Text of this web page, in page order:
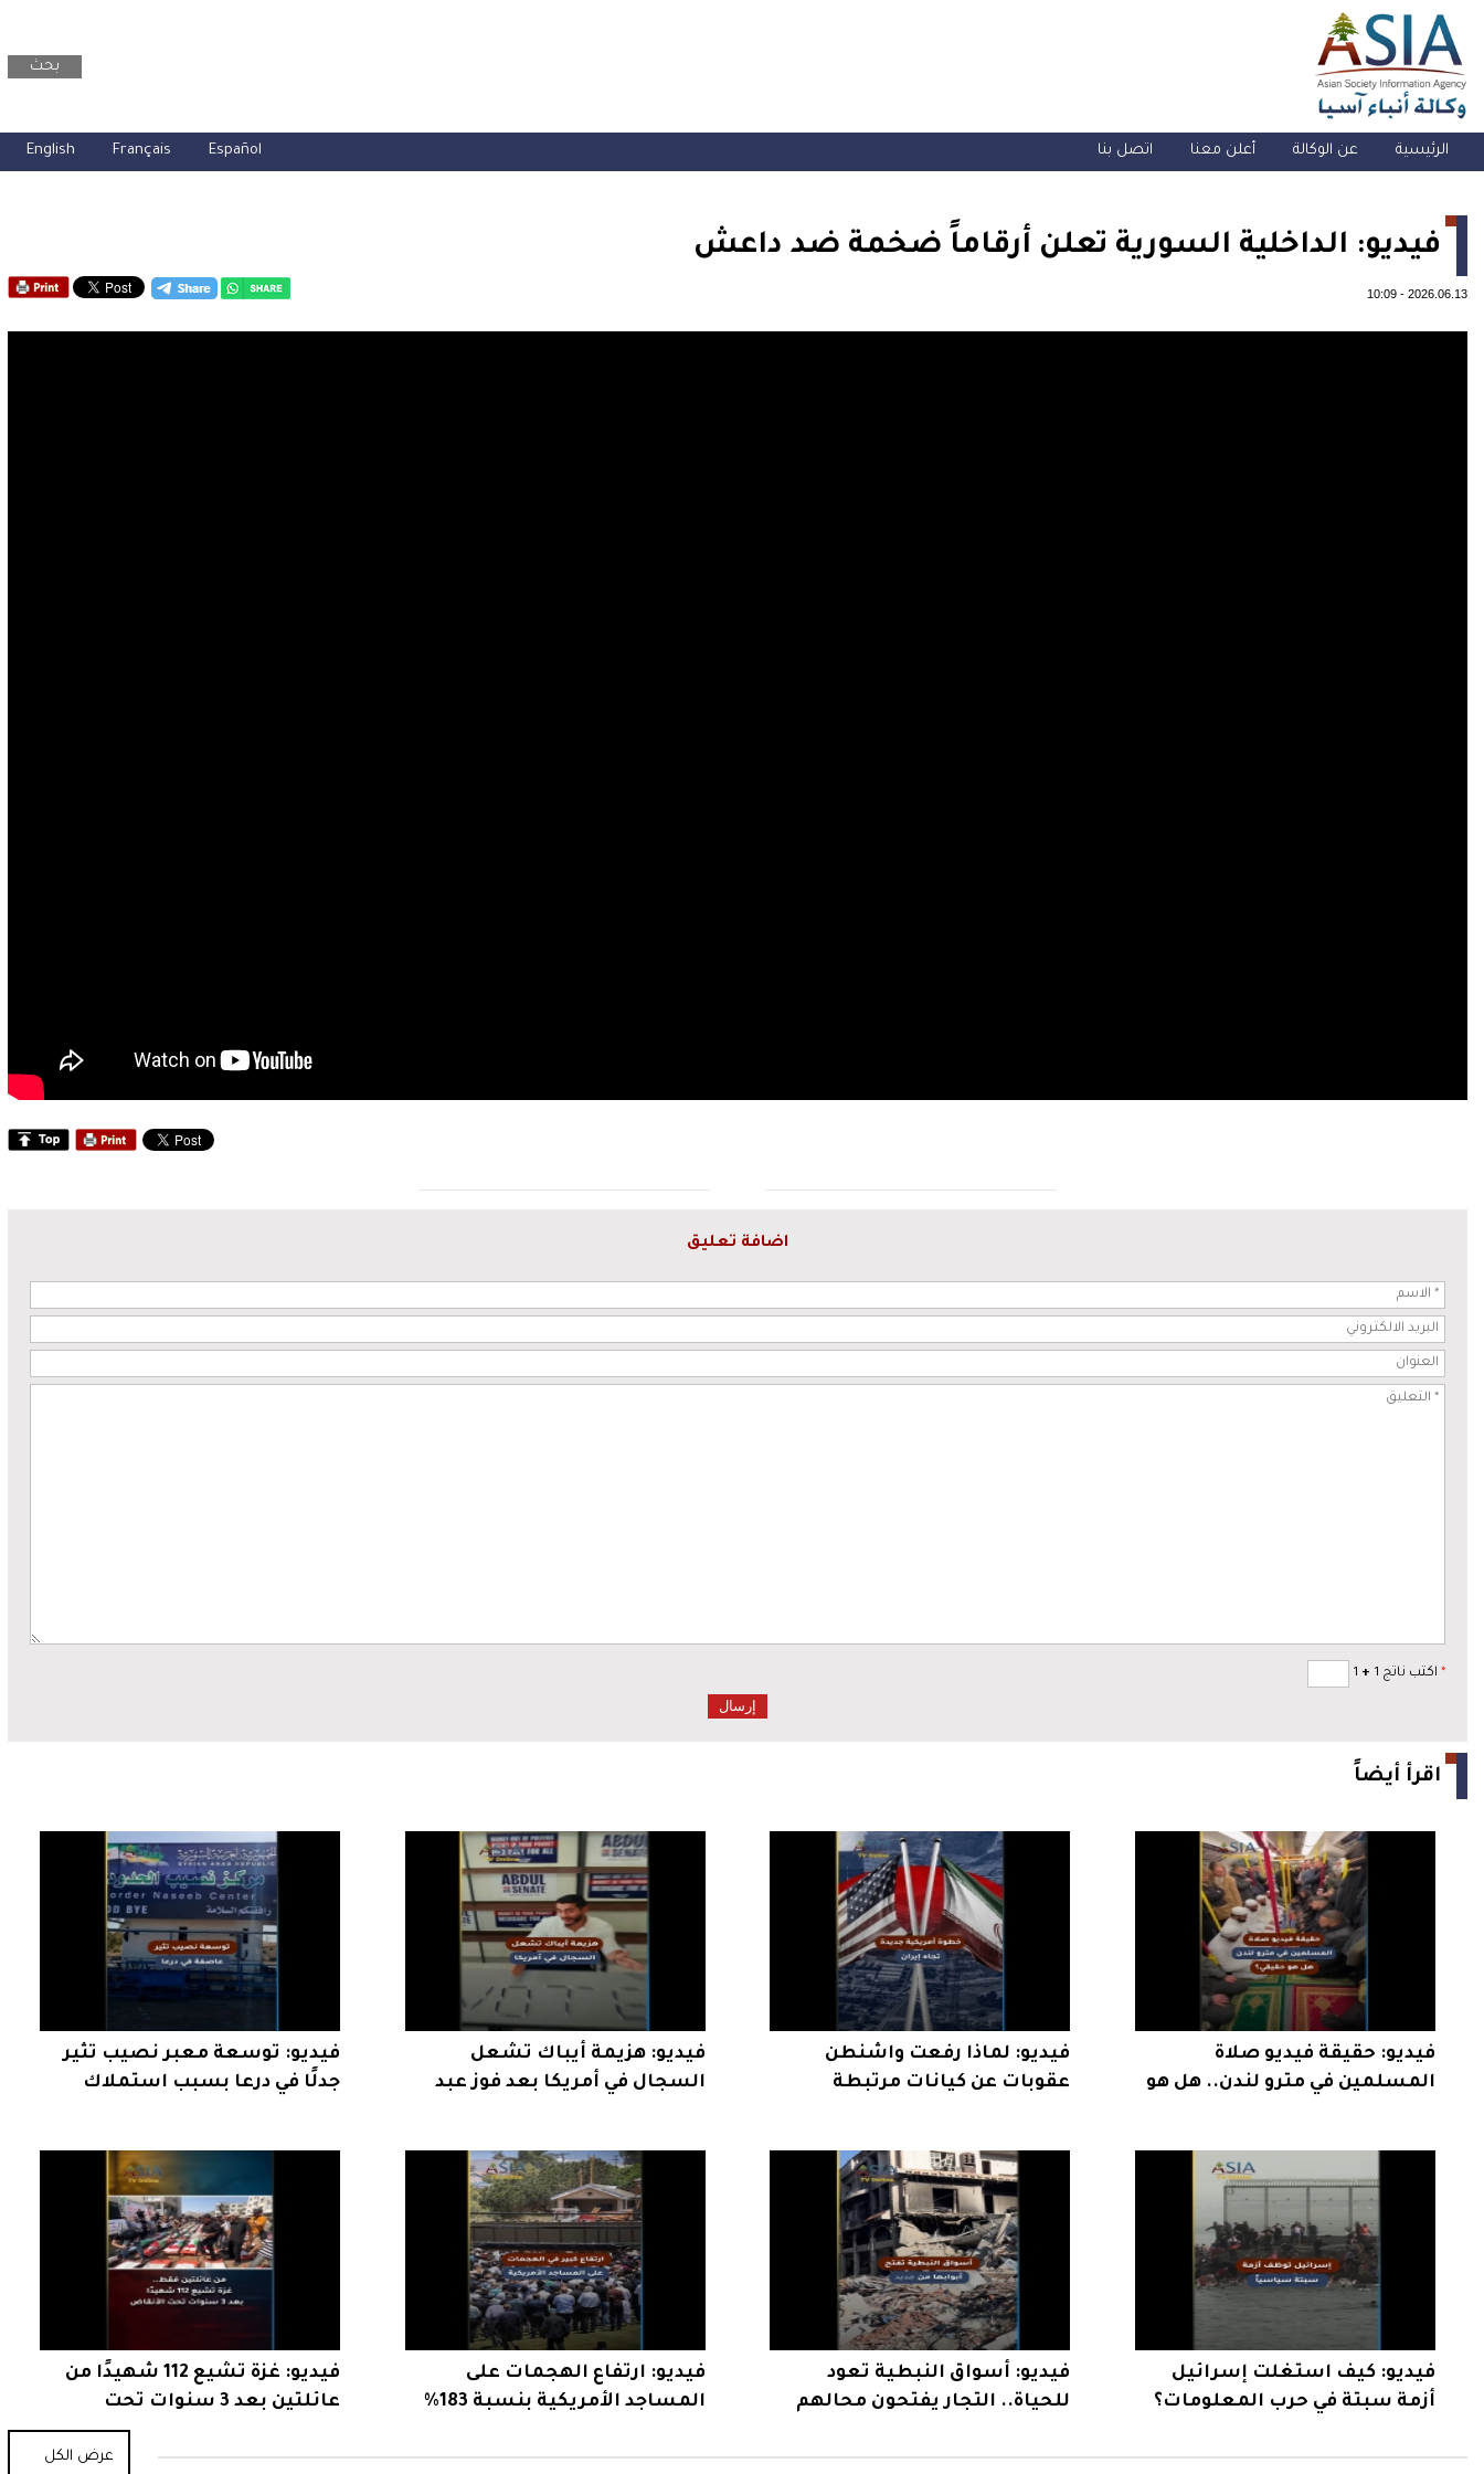
بحث
الرئيسية عن الوكالة أعلن معنا اتصل بنا English Français Español
فيديو: الداخلية السورية تعلن أرقاماً ضخمة ضد داعش
2026.06.13
-
10:09
اضافة تعليق
* اكتب ناتج 1 +
اقرأ أيضاً
فيديو: حقيقة فيديو صلاة
المسلمين في مترو لندن.. هل هو
فيديو: لماذا رفعت واشنطن
عقوبات عن كيانات مرتبطة
فيديو: هزيمة أيباك تشعل
السجال في أمريكا بعد فوز عبد
فيديو: توسعة معبر نصيب تثير
جدلًا في درعا بسبب استملاك
فيديو: كيف استغلت إسرائيل
أزمة سبتة في حرب المعلومات؟
فيديو: أسواق النبطية تعود
للحياة.. التجار يفتحون محالهم
فيديو: ارتفاع الهجمات على
المساجد الأمريكية بنسبة 183%
فيديو: غزة تشيع 112 شهيدًا من
عائلتين بعد 3 سنوات تحت
عرض الكل